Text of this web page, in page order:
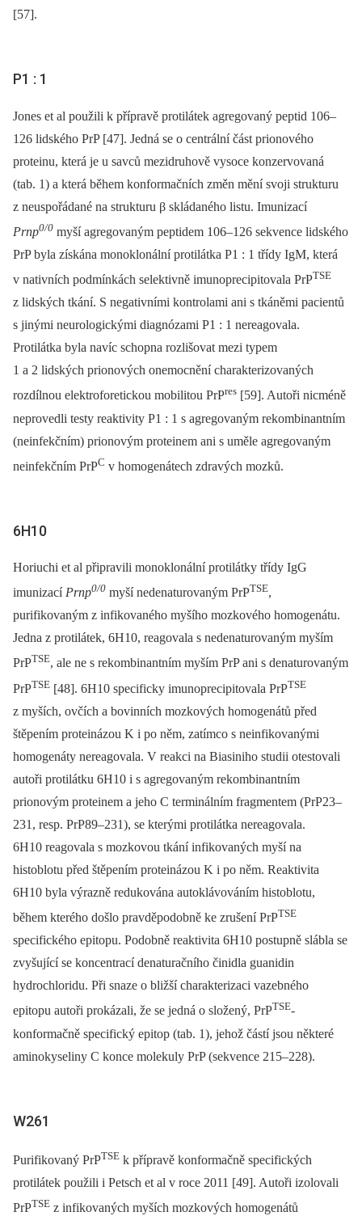
[57].
P1 : 1
Jones et al použili k přípravě protilátek agregovaný peptid 106–
126 lidského PrP [47]. Jedná se o centrální část prionového
proteinu, která je u savců mezidruhově vysoce konzervovaná
(tab. 1) a která během konformačních změn mění svoji strukturu
z neuspořádané na strukturu β skládaného listu. Imunizací
Prnp0/0 myší agregovaným peptidem 106–126 sekvence lidského
PrP byla získána monoklonální protilátka P1 : 1 třídy IgM, která
v nativních podmínkách selektivně imunoprecipitovala PrPTSE
z lidských tkání. S negativními kontrolami ani s tkáněmi pacientů
s jinými neurologickými diagnózami P1 : 1 nereagovala.
Protilátka byla navíc schopna rozlišovat mezi typem
1 a 2 lidských prionových onemocnění charakterizovaných
rozdílnou elektroforetickou mobilitou PrPres [59]. Autoři nicméně
neprovedli testy reaktivity P1 : 1 s agregovaným rekombinantním
(neinfekčním) prionovým proteinem ani s uměle agregovaným
neinfekčním PrPC v homogenátech zdravých mozků.
6H10
Horiuchi et al připravili monoklonální protilátky třídy IgG
imunizacíPrnp0/0 myší nedenaturovaným PrPTSE,
purifikovaným z infikovaného myšího mozkového homogenátu.
Jedna z protilátek, 6H10, rea­govala s nedenaturovaným myším
PrPTSE, ale ne s rekombinantním myším PrP ani s denaturovaným
PrPTSE [48]. 6H10 specificky imunoprecipitovala PrPTSE
z myších, ovčích a bovinních mozkových homogenátů před
štěpením proteinázou K i po něm, zatímco s neinfikovanými
homogenáty nereagovala. V reakci na Biasiniho studii otestovali
autoři protilátku 6H10 i s agregovaným rekombinantním
prionovým proteinem a jeho C terminálním fragmentem (PrP23–
231, resp. PrP89–231), se kterými protilátka nereagovala.
6H10 reagovala s mozkovou tkání infikovaných myší na
histoblotu před štěpením proteinázou K i po něm. Reaktivita
6H10 byla výrazně redukována autoklávováním histoblotu,
během kterého došlo pravděpodobně ke zrušení PrPTSE
specifického epitopu. Podobně reaktivita 6H10 postupně slábla se
zvyšující se koncentrací denaturačního činidla guanidin
hydrochloridu. Při snaze o bližší charakterizaci vazebného
epitopu autoři prokázali, že se jedná o složený, PrPTSE-
konformačně specifický epitop (tab. 1), jehož částí jsou některé
aminokyseliny C konce molekuly PrP (sekvence 215–228).
W261
Purifikovaný PrPTSE k přípravě konformačně specifických
protilátek použili i Petsch et al v roce 2011 [49]. Autoři izolovali
PrPTSE z infikovaných myších mozkových homogenátů